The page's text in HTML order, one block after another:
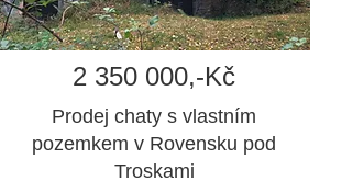
2 350 000,-Kč
Prodej chaty s vlastním
pozemkem v Rovensku pod
Troskami